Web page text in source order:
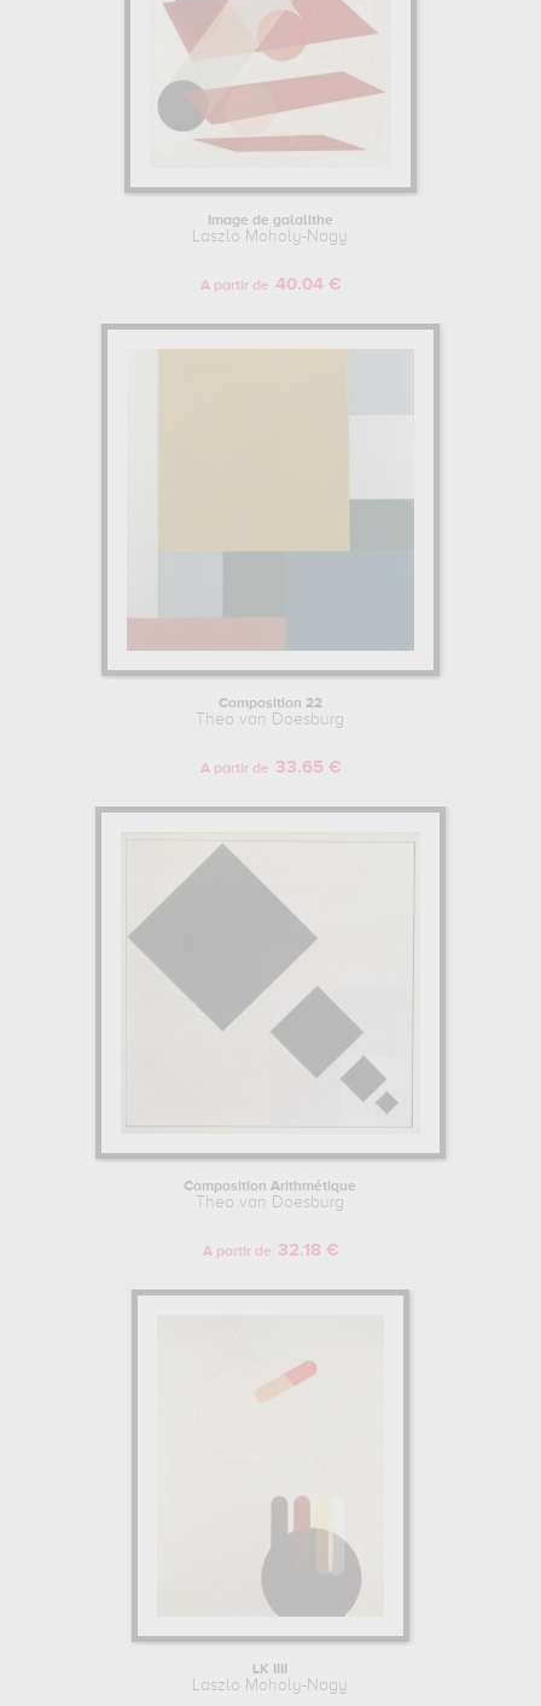
Image de galalithe
Laszlo Moholy-Nagy
A partir de 40.04 €
Composition 22
Theo van Doesburg
A partir de 33.65 €
Composition Arithmétique
Theo van Doesburg
A partir de 32.18 €
LK IIII
Laszlo Moholy-Nagy